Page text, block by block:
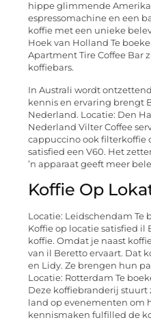
hippe glimmende
espressomachine en een
koffie met een unieke
Hoek van Holland Te
Apartment Tire Coffee
koffiebars.
In Australi wordt
kennis en ervaring brengt
Nederland. Locatie: Den
Nederland Vilter Coffee
cappuccino ook filterkoffie
satisfied een V60. Het
’n apparaat geeft meer
Koffie Op
Locatie: Leidschendam Te
Koffie op locatie satisfied il
koffie. Omdat je naast
van il Beretto ervaart. Dat
en Lidy. Ze brengen hun
Locatie: Rotterdam Te
Deze koffiebranderij stuurt
land op evenementen om
kennismaken fulfilled de